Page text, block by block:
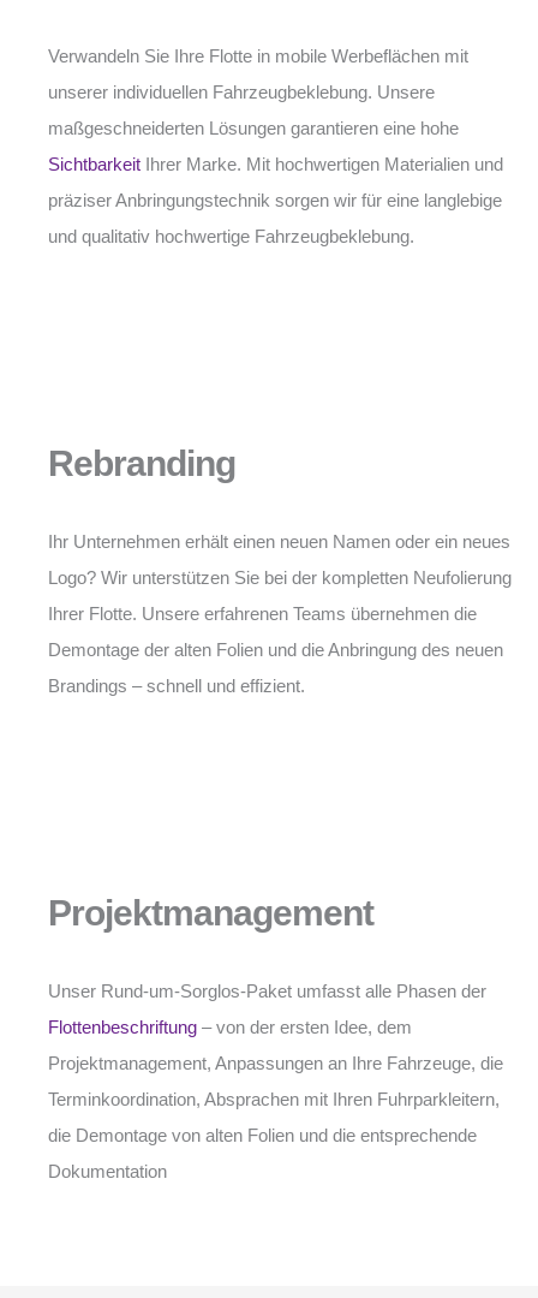
Verwandeln Sie Ihre Flotte in mobile Werbeflächen mit
unserer individuellen Fahrzeugbeklebung. Unsere
maßgeschneiderten Lösungen garantieren eine hohe
Sichtbarkeit Ihrer Marke. Mit hochwertigen Materialien und
präziser Anbringungstechnik sorgen wir für eine langlebige
und qualitativ hochwertige Fahrzeugbeklebung.
Rebranding
Ihr Unternehmen erhält einen neuen Namen oder ein neues
Logo? Wir unterstützen Sie bei der kompletten Neufolierung
Ihrer Flotte. Unsere erfahrenen Teams übernehmen die
Demontage der alten Folien und die Anbringung des neuen
Brandings – schnell und effizient.
Projektmanagement
Unser Rund-um-Sorglos-Paket umfasst alle Phasen der
Flottenbeschriftung – von der ersten Idee, dem
Projektmanagement, Anpassungen an Ihre Fahrzeuge, die
Terminkoordination, Absprachen mit Ihren Fuhrparkleitern,
die Demontage von alten Folien und die entsprechende
Dokumentation